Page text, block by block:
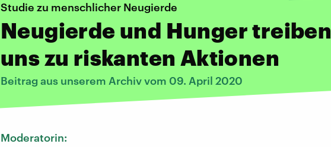
Studie zu menschlicher Neugierde
Neugierde und Hunger treiben
uns zu riskanten Aktionen
Beitrag aus unserem Archiv vom 09. April 2020
Moderatorin: